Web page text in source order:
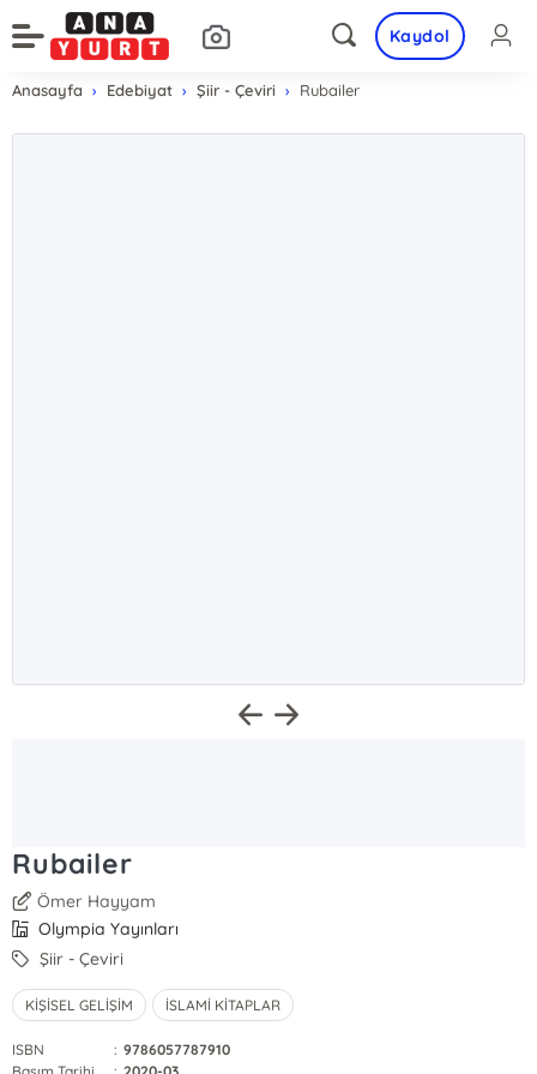
Kaydol
Anasayfa Edebiyat Şiir - Çeviri Rubailer
Rubailer
Ömer Hayyam
Olympia Yayınları
Şiir - Çeviri
KİŞİSEL GELİŞİM İSLAMİ KİTAPLAR
ISBN : 9786057787910